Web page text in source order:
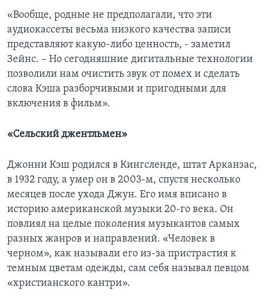
«Вообще, родные не предполагали, что эти
аудиокассеты весьма низкого качества записи
представляют какую-либо ценность, - заметил
Зейнс. – Но сегодняшние дигитальные технологии
позволили нам очистить звук от помех и сделать
слова Кэша разборчивыми и пригодными для
включения в фильм».
«Сельский джентльмен»
Джонни Кэш родился в Кингсленде, штат Арканзас,
в 1932 году, а умер он в 2003-м, спустя несколько
месяцев после ухода Джун. Его имя вписано в
историю американской музыки 20-го века. Он
повлиял на целые поколения музыкантов самых
разных жанров и направлений. «Человек в
черном», как называли его из-за пристрастия к
темным цветам одежды, сам себя называл певцом
«христианского кантри».